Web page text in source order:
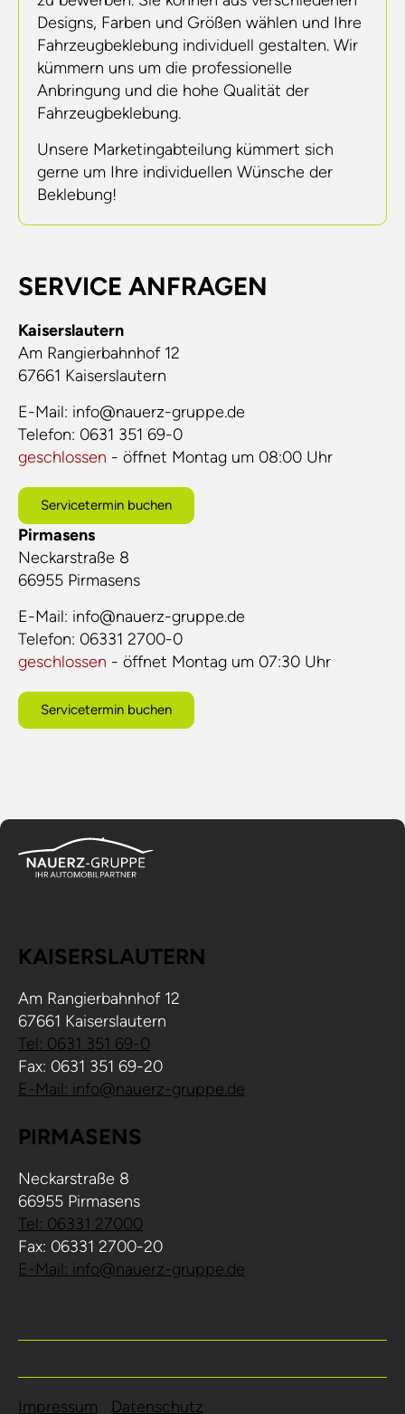
Designs, Farben und Größen wählen und Ihre
Fahrzeugbeklebung individuell gestalten. Wir
kümmern uns um die professionelle
Anbringung und die hohe Qualität der
Fahrzeugbeklebung.
Unsere Marketingabteilung kümmert sich
gerne um Ihre individuellen Wünsche der
Beklebung!
SERVICE ANFRAGEN
Kaiserslautern
Am Rangierbahnhof 12
67661 Kaiserslautern
E-Mail: info@nauerz-gruppe.de
Telefon: 0631 351 69-0
geschlossen - öffnet Montag um 08:00 Uhr
Servicetermin buchen
Pirmasens
Neckarstraße 8
66955 Pirmasens
E-Mail: info@nauerz-gruppe.de
Telefon: 06331 2700-0
geschlossen - öffnet Montag um 07:30 Uhr
Servicetermin buchen
KAISERSLAUTERN
Am Rangierbahnhof 12
67661 Kaiserslautern
Tel: 0631 351 69-0
Fax: 0631 351 69-20
E-Mail: info@nauerz-gruppe.de
PIRMASENS
Neckarstraße 8
66955 Pirmasens
Tel: 06331 27000
Fax: 06331 2700-20
E-Mail: info@nauerz-gruppe.de
Impressum Datenschutz